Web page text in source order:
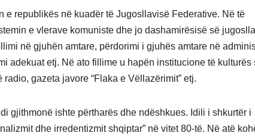
e republikës në kuadër të Jugosllavisë Federative. Në të
e vlerave komuniste dhe jo dashamirësisë së
në gjuhën amtare, përdorimi i gjuhës amtare në
adekuat etj. Në ato fillime u hapën institucione të kulturës
gazeta javore “Flaka e Vëllazërimit” etj.
gjithmonë ishte përtharës dhe ndëshkues. Idili i shkurtër i
dhe irredentizmit shqiptar” në vitet 80-të. Në atë